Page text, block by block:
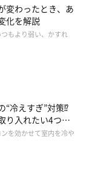
変わったとき、あ
化を解説
もより弱い、かすれ
“冷えすぎ”対策⁉
り入れたい4つの
を効かせて室内を冷や